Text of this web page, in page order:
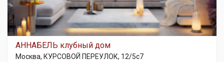
АННАБЕЛЬ клубный дом
Москва, КУРСОВОЙ ПЕРЕУЛОК, 12/5с7